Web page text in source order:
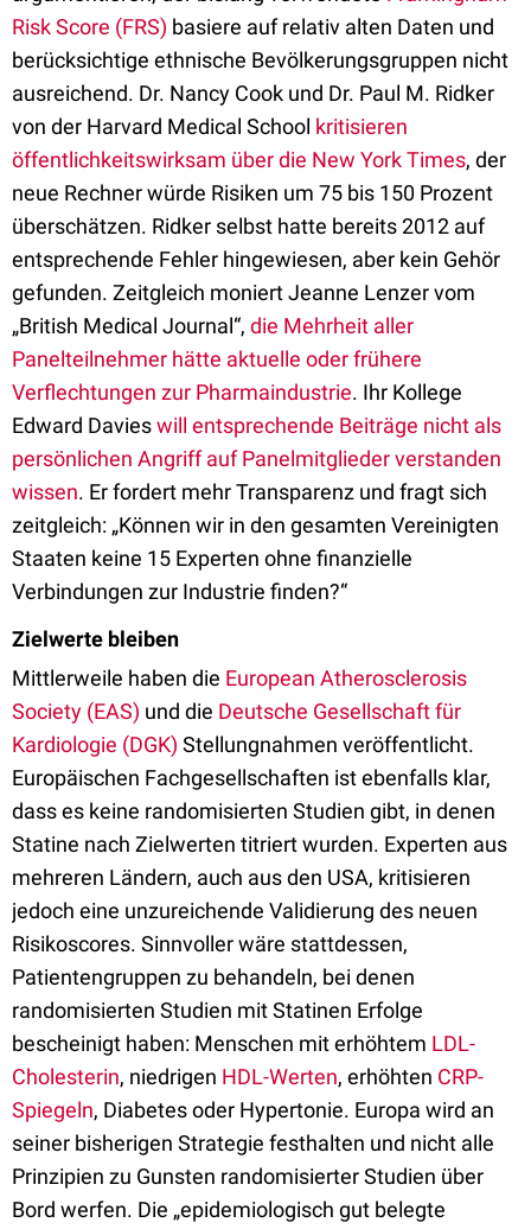
Risk Score (FRS) basiere auf relativ alten Daten und
berücksichtige ethnische Bevölkerungsgruppen nicht
ausreichend. Dr. Nancy Cook und Dr. Paul M. Ridker
von der Harvard Medical School kritisieren
öffentlichkeitswirksam über die New York Times, der
neue Rechner würde Risiken um 75 bis 150 Prozent
überschätzen. Ridker selbst hatte bereits 2012 auf
entsprechende Fehler hingewiesen, aber kein Gehör
gefunden. Zeitgleich moniert Jeanne Lenzer vom
„British Medical Journal“, die Mehrheit aller
Panelteilnehmer hätte aktuelle oder frühere
Verflechtungen zur Pharmaindustrie. Ihr Kollege
Edward Davieswill entsprechende Beiträge nicht als
persönlichen Angriff auf Panelmitglieder verstanden
wissen. Er fordert mehr Transparenz und fragt sich
zeitgleich: „Können wir in den gesamten Vereinigten
Staaten keine 15 Experten ohne finanzielle
Verbindungen zur Industrie finden?“
Zielwerte bleiben
Mittlerweile haben die European Atherosclerosis
Society (EAS) und die Deutsche Gesellschaft für
Kardiologie (DGK) Stellungnahmen veröffentlicht.
Europäischen Fachgesellschaften ist ebenfalls klar,
dass es keine randomisierten Studien gibt, in denen
Statine nach Zielwerten titriert wurden. Experten aus
mehreren Ländern, auch aus den USA, kritisieren
jedoch eine unzureichende Validierung des neuen
Risikoscores. Sinnvoller wäre stattdessen,
Patientengruppen zu behandeln, bei denen
randomisierten Studien mit Statinen Erfolge
bescheinigt haben: Menschen mit erhöhtem LDL-
Cholesterin, niedrigen HDL-Werten, erhöhten CRP-
Spiegeln, Diabetes oder Hypertonie. Europa wird an
seiner bisherigen Strategie festhalten und nicht alle
Prinzipien zu Gunsten randomisierter Studien über
Bord werfen. Die „epidemiologisch gut belegte